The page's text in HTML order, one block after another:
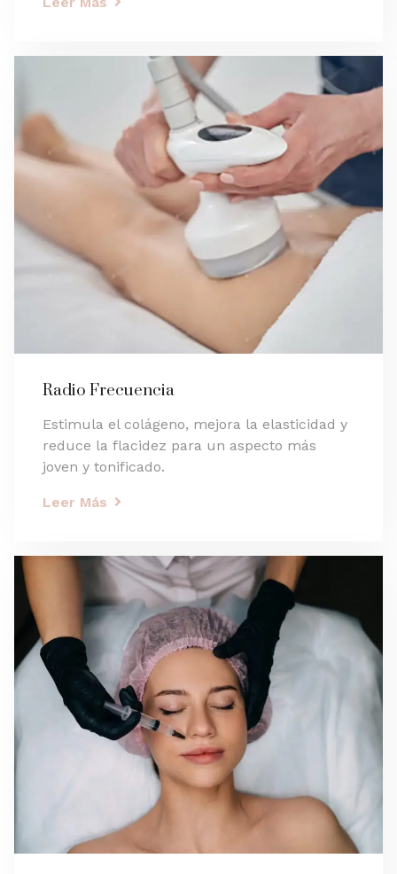
Radio Frecuencia
Estimula el colágeno, mejora la elasticidad y
reduce la flacidez para un aspecto más
joven y tonificado.
Leer Más